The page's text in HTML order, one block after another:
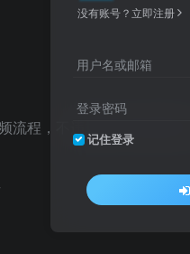
程，不违规不负向开播方
没有账号？立即注册
用户名或邮箱
登录密码
记住登录